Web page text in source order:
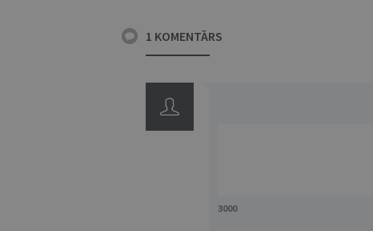
1 KOMENTĀRS
3000